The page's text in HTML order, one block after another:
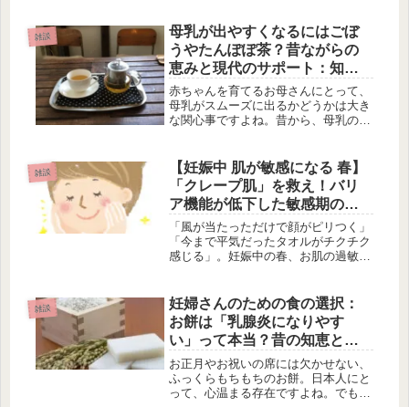
雑談
母乳が出やすくなるにはごぼ
うやたんぽぽ茶？昔ながらの
恵みと現代のサポート：知恵
袋的ケア法
赤ちゃんを育てるお母さんにとって、
母乳がスムーズに出るかどうかは大き
な関心事ですよね。昔から、母乳の出
この、自然の恵みを活かした昔ながら
のケア法には、どんな意味が込められ
て...
雑談
【妊娠中 肌が敏感になる 春】
「クレープ肌」を救え！バリ
ア機能が低下した敏感期の
「刺激ゼロ」生活術
「風が当たっただけで顔がピリつく」
「今まで平気だったタオルがチクチク
感じる」。妊娠中の春、お肌の過敏さ
ンバランスの影響で保水力が落ち、通
常よりも薄く、デリケートな「クレー
プ...
雑談
妊婦さんのための食の選択：
お餅は「乳腺炎になりやす
い」って本当？昔の知恵と現
代の真実
お正月やお祝いの席には欠かせない、
ふっくらもちもちのお餅。日本人にと
って、心温まる存在ですよね。でも、